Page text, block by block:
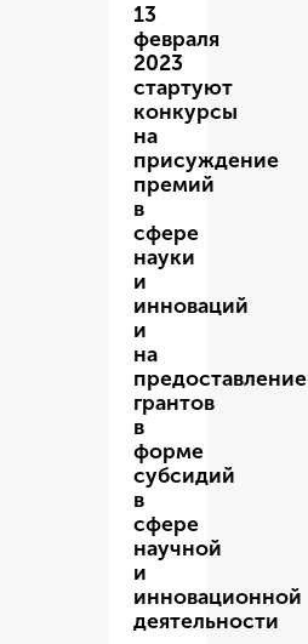
13
февраля
2023
стартуют
конкурсы
на
присуждение
премий
в
сфере
науки
и
инноваций
и
на
предоставление
грантов
в
форме
субсидий
в
сфере
научной
и
инновационной
деятельности